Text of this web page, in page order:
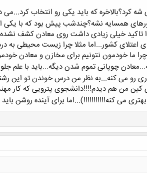
کرد؟بالاخره که باید یکی رو انتخاب کرد...می
همسایه نشه؟چندشب پیش بود که با یکی
تاکید خیلی زیادی داشت روی معادن کشف
اعتلای کشور...اما مثلا چرا زیست محیطی
خودمون نتونیم برای مخازن و معادن
چوپانی تموم شدن دیگه...باید با علم
رو می کنه...به نظر من درس خوندن تو این
کین من هم دیدم!!!!دانشجوی پترویی که کار
می کنه!!!!!!!!!!!)...اما برای آینده روشن